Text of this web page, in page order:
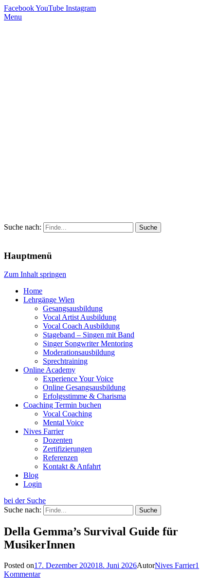
FacebookYouTube Instagram
Menu
Suche nach:
Hauptmenü
Zum Inhalt springen
Home
Lehrgänge Wien
Gesangsausbildung
Vocal Artist Ausbildung
Vocal Coach Ausbildung
Stageband – Singen mit Band
Singer Songwriter Mentoring
Moderationsausbildung
Sprechtraining
Online Academy
Experience Your Voice
Online Gesangsausbildung
Erfolgsstimme & Charisma
Coaching Termin buchen
Vocal Coaching
Mental Voice
Nives Farrier
Dozenten
Zertifizierungen
Referenzen
Kontakt & Anfahrt
Blog
Login
bei der Suche
Suche nach:
Della Gemma’s Survival Guide für
MusikerInnen
Posted on17. Dezember 202018. Juni 2026AutorNives Farrier1
Kommentar